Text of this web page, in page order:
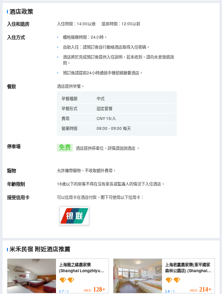
酒店政策
入住和退房 入住時間：14:00以後 退房時間：12:00以前
入住方式
櫃枱服務時間：24小時。
自助入住：請預訂後自行聯絡酒店取得入住密碼。
酒店將於完成預訂後提供入住說明，若未收到，請向永安旅遊詢
問。
預訂後請提前24小時通過手機號碼聯繫酒店。
餐飲 酒店提供早餐。
早餐種類
中式
早餐形式
固定套餐
費用
CNY 15/人
營業時間
08:00 - 09:00 每天
停車場 免费 酒店提供停車位，詳情請諮詢酒店 。
寵物 允許攜帶寵物，不收取額外費用。
年齡限制 18歲以下的房客不得在沒有家長或監護人的情況下入住酒店。
接受信用卡 可以信用卡在酒店付款，閣下可使用以下信用卡：
米禾民宿 附近酒店推薦
上海龍之緣農家樂
(Shanghai Longzhiyuan
Farm Stay)
1.7 / 5 HKD 128+
上海君贏農家樂(東平國家
森林公園店) (Shanghai
Junying Farm Stay
(Dongping National
Forest Park))
2.6/ 5 HKD 214+